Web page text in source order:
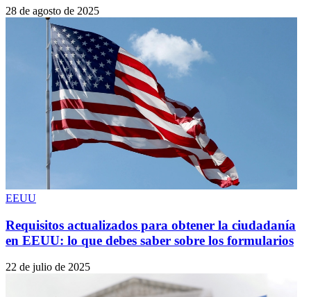
28 de agosto de 2025
EEUU
Requisitos actualizados para obtener la ciudadanía
en EEUU: lo que debes saber sobre los formularios
22 de julio de 2025